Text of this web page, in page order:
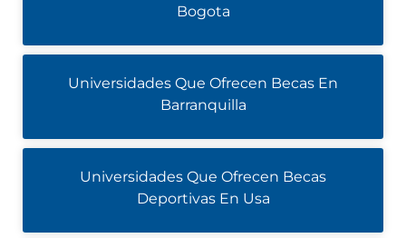
Bogota
Universidades Que Ofrecen Becas En
Barranquilla
Universidades Que Ofrecen Becas
Deportivas En Usa